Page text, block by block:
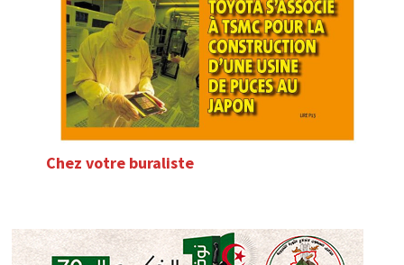
Chez votre buraliste